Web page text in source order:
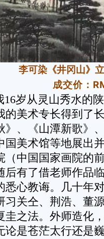
李可染《井冈山》
成交价：
岁从灵山秀水的陕
的美术专长得到了
》、《山潭新歌》
国美术馆等地展出
（中国国家画院的
后有了借老师作品
悉心教诲。几十年
习关仝、荆浩、董
圭之法。外师造化
论是苍茫太行还是